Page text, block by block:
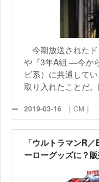
今期放送されたド
『3年A組 ―今から
ビ系）に共通して
取り入れたことだ
2019-03-16 ｜CM｜
「ウルトラマンR
ーローグッズに？